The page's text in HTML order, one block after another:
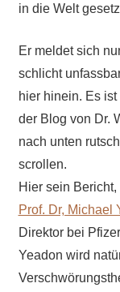
in die Welt
Er meldet sich
schlicht
hier hinein. Es
der Blog von Dr.
nach unten
scrollen.
Hier sein
Prof. Dr, Michael
Direktor bei
Yeadon wird